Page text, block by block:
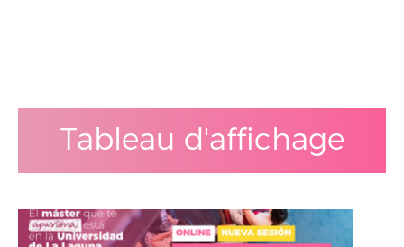
Tableau d'affichage